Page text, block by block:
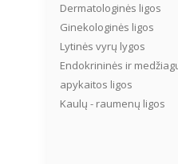
Dermatologinės ligos
Ginekologinės ligos
Lytinės vyrų lygos
Endokrininės ir
apykaitos ligos
Kaulų - raumenų ligos